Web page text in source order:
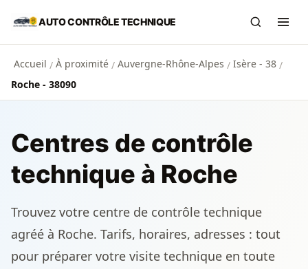
Aller au contenu principal
AUTO CONTRÔLE TECHNIQUE
Accueil / À proximité / Auvergne-Rhône-Alpes / Isère - 38 /
Roche - 38090
Centres de contrôle
technique à Roche
Trouvez votre centre de contrôle technique
agréé à Roche. Tarifs, horaires, adresses : tout
pour préparer votre visite technique en toute